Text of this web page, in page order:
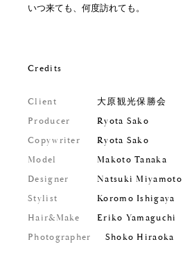
いつ来ても、何度訪れても。
Credits
Client
大原観光保勝会
Producer
Ryota Sako
Copywriter
Ryota Sako
Model
Makoto Tanaka
Designer
Natsuki Miyamoto
Stylist
Koromo Ishigaya
Hair&Make
Eriko Yamaguchi
Photographer
Shoko Hiraoka